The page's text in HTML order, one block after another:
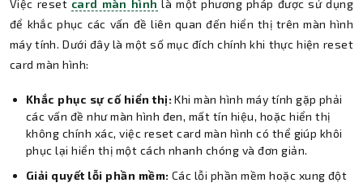
Việc reset card màn hình là một phương pháp được sử dụng
để khắc phục các vấn đề liên quan đến hiển thị trên màn hình
máy tính. Dưới đây là một số mục đích chính khi thực hiện reset
card màn hình:
Khắc phục sự cố hiển thị: Khi màn hình máy tính gặp phải
các vấn đề như màn hình đen, mất tín hiệu, hoặc hiển thị
không chính xác, việc reset card màn hình có thể giúp khôi
phục lại hiển thị một cách nhanh chóng và đơn giản.
Giải quyết lỗi phần mềm: Các lỗi phần mềm hoặc xung đột